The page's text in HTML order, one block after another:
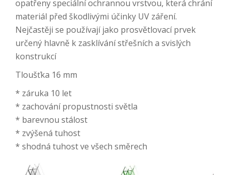
opatřeny speciální ochrannou vrstvou, která chrání
materiál před škodlivými účinky UV záření.
Nejčastěji se používají jako prosvětlovací prvek
určený hlavně k zasklívání střešních a svislých
konstrukcí
Tloušťka 16 mm
* záruka 10 let
* zachování propustnosti světla
* barevnou stálost
* zvýšená tuhost
* shodná tuhost ve všech směrech